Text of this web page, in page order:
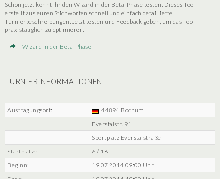
Schon jetzt könnt ihr den Wizard in der Beta-Phase testen. Dieses Tool
erstellt aus euren Stichworten schnell und einfach detaillierte
Turnierbeschreibungen. Jetzt testen und Feedback geben, um das Tool
praxistauglich zu optimieren.
Wizard in der Beta-Phase
TURNIERINFORMATIONEN
Austragungsort:
44894 Bochum
Everstalstr. 91
Sportplatz Everstalstraße
Startplätze:
6 / 16
Beginn:
19.07.2014 09:00 Uhr